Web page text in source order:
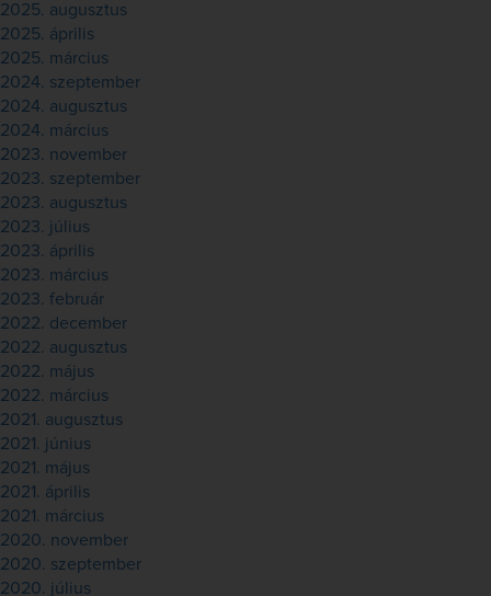
2025. augusztus
2025. április
2025. március
2024. szeptember
2024. augusztus
2024. március
2023. november
2023. szeptember
2023. augusztus
2023. július
2023. április
2023. március
2023. február
2022. december
2022. augusztus
2022. május
2022. március
2021. augusztus
2021. június
2021. május
2021. április
2021. március
2020. november
2020. szeptember
2020. július